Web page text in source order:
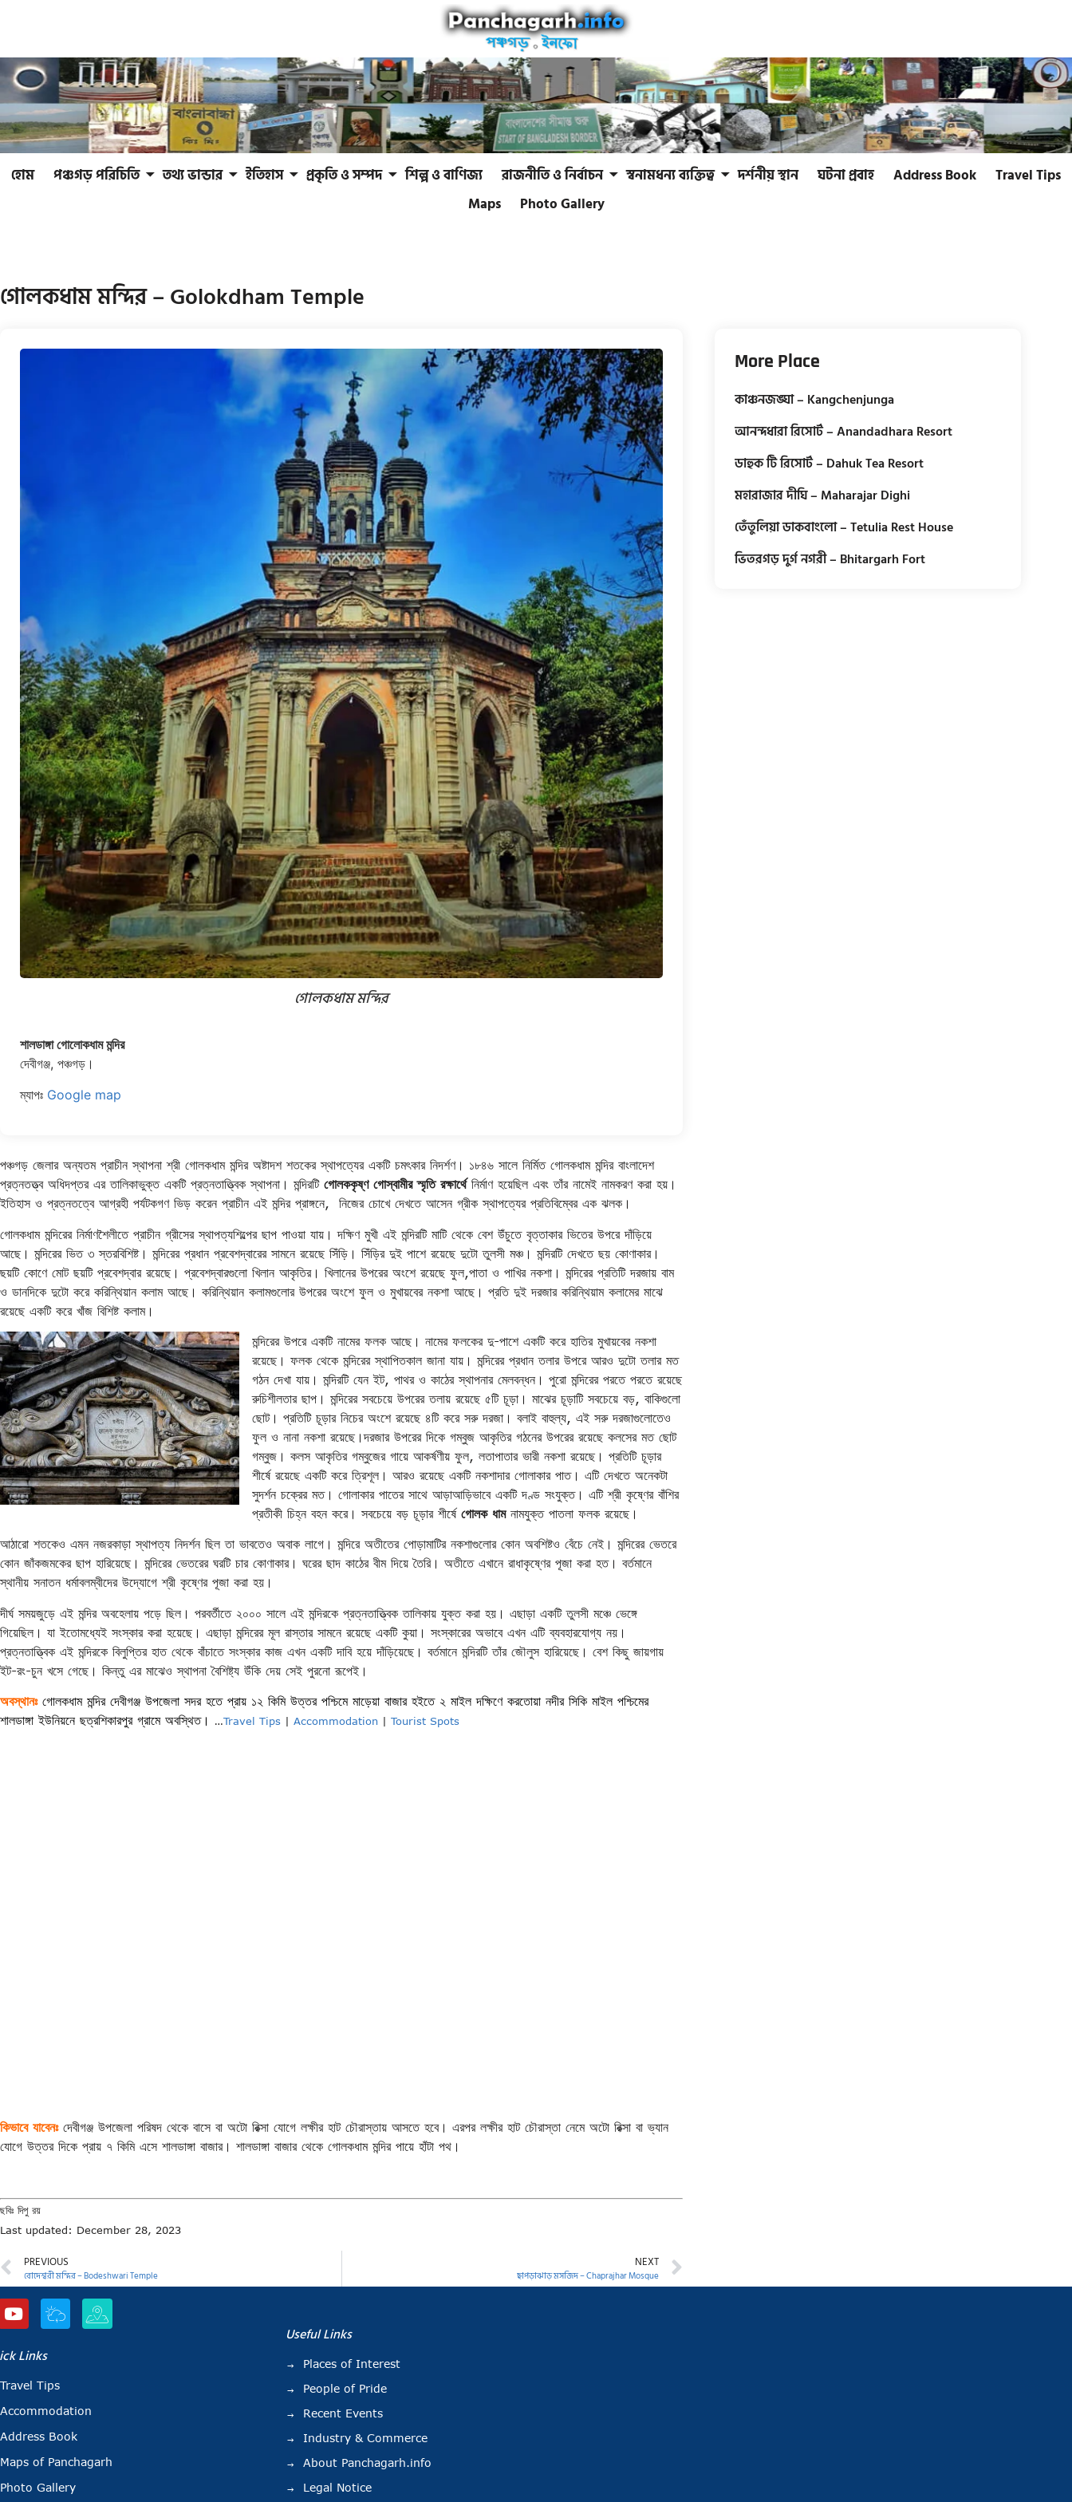
হোম পঞ্চগড় পরিচিতি তথ্য ভান্ডার ইতিহাস প্রকৃতি ও সম্পদ শিল্প ও বাণিজ্য রাজনীতি ও নির্বাচন স্বনামধন্য ব্যক্তিত্ব দর্শনীয় স্থান ঘটনা প্রবাহ Address Book
Travel Tips
Maps
Photo Gallery
গোলকধাম মন্দির – Golokdham Temple
গোলকধাম মন্দির
শালডাঙ্গা গোলোকধাম মন্দির
দেবীগঞ্জ, পঞ্চগড়।
ম্যাপঃ Google map
পঞ্চগড় জেলার অন্যতম প্রাচীন স্থাপনা শ্রী গোলকধাম মন্দির অষ্টাদশ শতকের স্থাপত্যের একটি চমৎকার নিদর্শণ। ১৮৪৬ সালে নির্মিত গোলকধাম মন্দির বাংলাদেশ
প্রত্নতত্ত্ব অধিদপ্তর এর তালিকাভুক্ত একটি প্রত্নতাত্ত্বিক স্থাপনা। মন্দিরটি গোলককৃষ্ণ গোস্বামীর স্মৃতি রক্ষার্থেনির্মাণ হয়েছিল এবং তাঁর নামেই নামকরণ করা হয়।
ইতিহাস ও প্রত্নতত্বে আগ্রহী পর্যটকগণ ভিড় করেন প্রাচীন এই মন্দির প্রাঙ্গনে, নিজের চোখে দেখতে আসেন গ্রীক স্থাপত্যের প্রতিবিম্বের এক ঝলক।
গোলকধাম মন্দিরের নির্মাণশৈলীতে প্রাচীন গ্রীসের স্থাপত্যশিল্পের ছাপ পাওয়া যায়। দক্ষিণ মুখী এই মন্দিরটি মাটি থেকে বেশ উঁচুতে বৃত্তাকার ভিতের উপরে দাঁড়িয়ে
আছে। মন্দিরের ভিত ৩ স্তরবিশিষ্ট। মন্দিরের প্রধান প্রবেশদ্বারের সামনে রয়েছে সিঁড়ি। সিঁড়ির দুই পাশে রয়েছে দুটো তুলসী মঞ্চ। মন্দিরটি দেখতে ছয় কোণাকার।
ছয়টি কোণে মোট ছয়টি প্রবেশদ্বার রয়েছে। প্রবেশদ্বারগুলো খিলান আকৃতির। খিলানের উপরের অংশে রয়েছে ফুল,পাতা ও পাখির নকশা। মন্দিরের প্রতিটি দরজায় বাম
ও ডানদিকে দুটো করে করিন্থিয়ান কলাম আছে। করিন্থিয়ান কলামগুলোর উপরের অংশে ফুল ও মুখায়বের নকশা আছে। প্রতি দুই দরজার করিন্থিয়াম কলামের মাঝে
রয়েছে একটি করে খাঁজ বিশিষ্ট কলাম।
মন্দিরের উপরে একটি নামের ফলক আছে। নামের ফলকের দু-পাশে একটি করে হাতির মুখায়বের নকশা
রয়েছে। ফলক থেকে মন্দিরের স্থাপিতকাল জানা যায়। মন্দিরের প্রধান তলার উপরে আরও দুটো তলার মত
গঠন দেখা যায়। মন্দিরটি যেন ইট, পাথর ও কাঠের স্থাপনার মেলবন্ধন। পুরো মন্দিরের পরতে পরতে রয়েছে
রুচিশীলতার ছাপ। মন্দিরের সবচেয়ে উপরের তলায় রয়েছে ৫টি চূড়া। মাঝের চূড়াটি সবচেয়ে বড়, বাকিগুলো
ছোট। প্রতিটি চূড়ার নিচের অংশে রয়েছে ৪টি করে সরু দরজা। বলাই বাহুল্য, এই সরু দরজাগুলোতেও
ফুল ও নানা নকশা রয়েছে।দরজার উপরের দিকে গম্বুজ আকৃতির গঠনের উপরের রয়েছে কলসের মত ছোট
গম্বুজ। কলস আকৃতির গম্বুজের গায়ে আকর্ষণীয় ফুল, লতাপাতার ভারী নকশা রয়েছে। প্রতিটি চূড়ার
শীর্ষে রয়েছে একটি করে ত্রিশূল। আরও রয়েছে একটি নকশাদার গোলাকার পাত। এটি দেখতে অনেকটা
সুদর্শন চক্রের মত। গোলাকার পাতের সাথে আড়াআড়িভাবে একটি দণ্ড সংযুক্ত। এটি শ্রী কৃষ্ণের বাঁশির
প্রতীকী চিহ্ন বহন করে। সবচেয়ে বড় চূড়ার শীর্ষে গোলক ধামনামযুক্ত পাতলা ফলক রয়েছে।
আঠারো শতকেও এমন নজরকাড়া স্থাপত্য নিদর্শন ছিল তা ভাবতেও অবাক লাগে। মন্দিরে অতীতের পোড়ামাটির নকশাগুলোর কোন অবশিষ্টও বেঁচে নেই। মন্দিরের ভেতরে
কোন জাঁকজমকের ছাপ হারিয়েছে। মন্দিরের ভেতরের ঘরটি চার কোণাকার। ঘরের ছাদ কাঠের বীম দিয়ে তৈরি। অতীতে এখানে রাধাকৃষ্ণের পূজা করা হত। বর্তমানে
স্থানীয় সনাতন ধর্মাবলম্বীদের উদ্যোগে শ্রী কৃষ্ণের পূজা করা হয়।
দীর্ঘ সময়জুড়ে এই মন্দির অবহেলায় পড়ে ছিল। পরবর্তীতে ২০০০ সালে এই মন্দিরকে প্রত্নতাত্ত্বিক তালিকায় যুক্ত করা হয়। এছাড়া একটি তুলসী মঞ্চে ভেঙ্গে
গিয়েছিল। যা ইতোমধ্যেই সংস্কার করা হয়েছে। এছাড়া মন্দিরের মূল রাস্তার সামনে রয়েছে একটি কুয়া। সংস্কারের অভাবে এখন এটি ব্যবহারযোগ্য নয়।
প্রত্নতাত্ত্বিক এই মন্দিরকে বিলুপ্তির হাত থেকে বাঁচাতে সংস্কার কাজ এখন একটি দাবি হয়ে দাঁড়িয়েছে। বর্তমানে মন্দিরটি তাঁর জৌলুস হারিয়েছে। বেশ কিছু জায়গায়
ইট-রং-চুন খসে গেছে। কিন্তু এর মাঝেও স্থাপনা বৈশিষ্ট্য উঁকি দেয় সেই পুরনো রূপেই।
অবস্থানঃ গোলকধাম মন্দির দেবীগঞ্জ উপজেলা সদর হতে প্রায় ১২ কিমি উত্তর পশ্চিমে মাড়েয়া বাজার হইতে ২ মাইল দক্ষিণে করতোয়া নদীর সিকি মাইল পশ্চিমের
শালডাঙ্গা ইউনিয়নে ছত্রশিকারপুর গ্রামে অবস্থিত।
…Travel Tips | Accommodation | Tourist Spots
কিভাবে যাবেনঃদেবীগঞ্জ উপজেলা পরিষদ থেকে বাসে বা অটো রিক্সা যোগে লক্ষীর হাট চৌরাস্তায় আসতে হবে। এরপর লক্ষীর হাট চৌরাস্তা নেমে অটো রিক্সা বা ভ্যান
যোগে উত্তর দিকে প্রায় ৭ কিমি এসে শালডাঙ্গা বাজার। শালডাঙ্গা বাজার থেকে গোলকধাম মন্দির পায়ে হাঁটা পথ।
ছবিঃ দিপু রয়
Last updated: December 28, 2023
PREVIOUS
বোদেশ্বরী মন্দির – Bodeshwari Temple
NEXT
ছাপড়াঝাড় মসজিদ – Chaprajhar Mosque
More Place
কাঞ্চনজঙ্ঘা – Kangchenjunga
আনন্দধারা রিসোর্ট – Anandadhara Resort
ডাহুক টি রিসোর্ট – Dahuk Tea Resort
মহারাজার দীঘি – Maharajar Dighi
তেঁতুলিয়া ডাকবাংলো – Tetulia Rest House
ভিতরগড় দুর্গ নগরী – Bhitargarh Fort
Links
Travel Tips
Accommodation
Address Book
Maps of Panchagarh
Photo Gallery
Useful Links
Places of Interest
People of Pride
Recent Events
Industry & Commerce
About Panchagarh.info
Legal Notice